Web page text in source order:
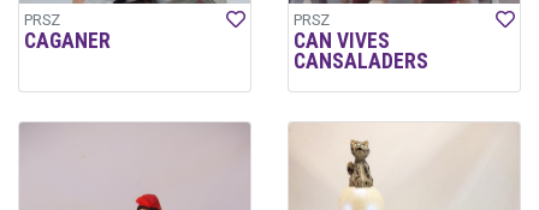
PRSZ
CAGANER
PRSZ
CAN VIVES
CANSALADERS